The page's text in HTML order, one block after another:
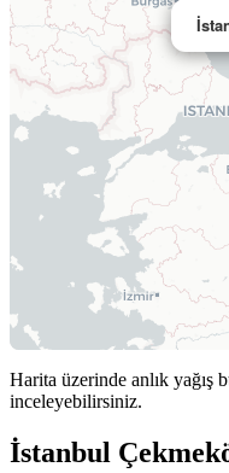
Harita üzerinde anlık yağış
inceleyebilirsiniz.
İstanbul